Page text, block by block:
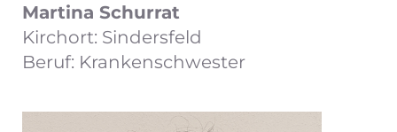
Martina Schurrat
Kirchort: Sindersfeld
Beruf: Krankenschwester